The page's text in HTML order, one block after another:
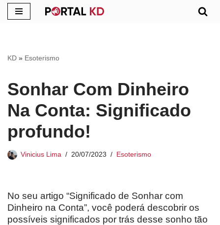
conteúdo
KD » Esoterismo
Sonhar Com Dinheiro
Na Conta: Significado
profundo!
Vinicius Lima 20/07/2023 Esoterismo
No seu artigo “Significado de Sonhar com
Dinheiro na Conta”, você poderá descobrir os
possíveis significados por trás desse sonho tão